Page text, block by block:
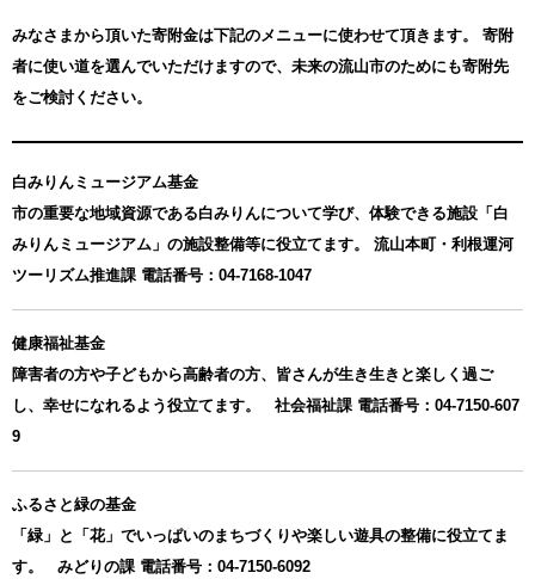
みなさまから頂いた寄附金は下記のメニューに使わせて頂きます。
寄附
者に使い道を選んでいただけますので、未来の流山市のためにも寄附先
をご検討ください。
白みりんミュージアム基金
市の重要な地域資源である白みりんについて学び、体験できる施設「白
みりんミュージアム」の施設整備等に役立てます。 流山本町・利根運河
ツーリズム推進課 電話番号：04-7168-1047
健康福祉基金
障害者の方や子どもから高齢者の方、皆さんが生き生きと楽しく過ご
し、幸せになれるよう役立てます。 社会福祉課 電話番号：04-7150-607
9
ふるさと緑の基金
「緑」と「花」でいっぱいのまちづくりや楽しい遊具の整備に役立てま
す。 みどりの課 電話番号：04-7150-6092